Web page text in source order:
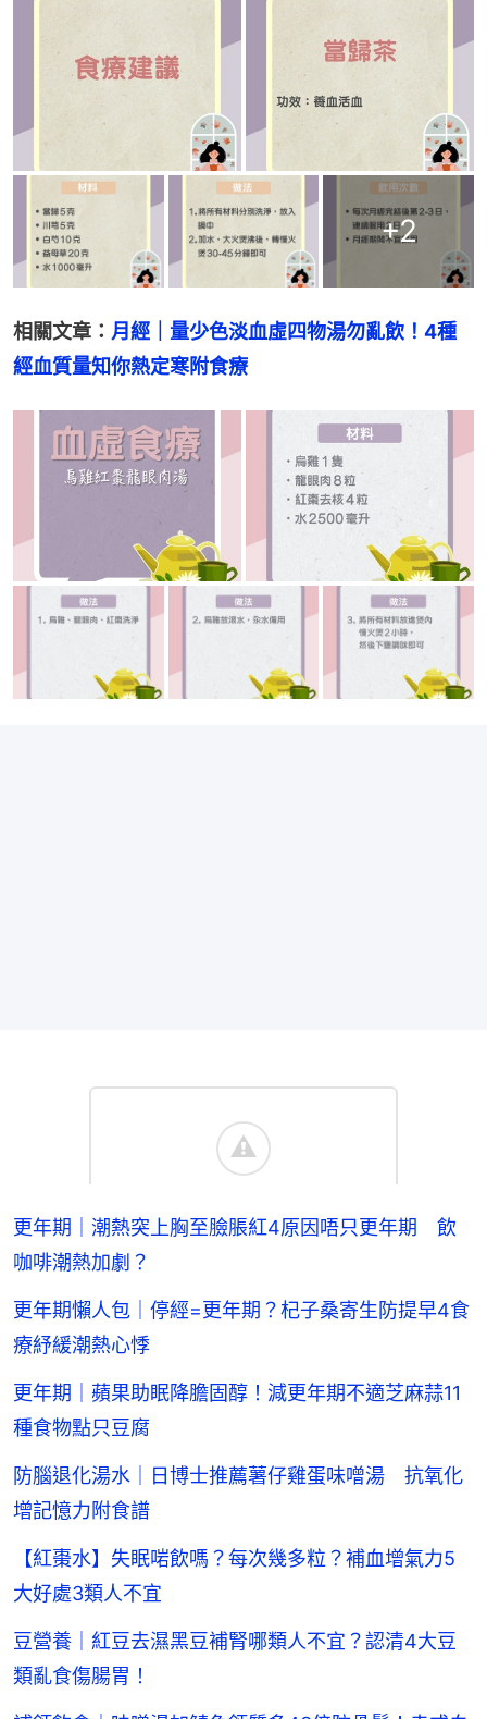
+2
相關文章： 月經｜量少色淡血虛四物湯勿亂飲！4種
經血質量知你熱定寒附食療
更年期｜潮熱突上胸至臉脹紅4原因唔只更年期 飲
咖啡潮熱加劇？
更年期懶人包｜停經=更年期？杞子桑寄生防提早4食
療紓緩潮熱心悸
更年期｜蘋果助眠降膽固醇！減更年期不適芝麻蒜11
種食物點只豆腐
防腦退化湯水｜日博士推薦薯仔雞蛋味噌湯 抗氧化
增記憶力附食譜
【紅棗水】失眠啱飲嗎？每次幾多粒？補血增氣力5
大好處3類人不宜
豆營養｜紅豆去濕黑豆補腎哪類人不宜？認清4大豆
類亂食傷腸胃！